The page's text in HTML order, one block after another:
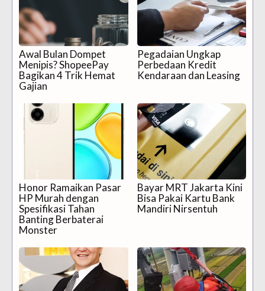
Awal Bulan Dompet
Menipis? ShopeePay
Bagikan 4 Trik Hemat
Gajian
Pegadaian Ungkap
Perbedaan Kredit
Kendaraan dan Leasing
Honor Ramaikan Pasar
HP Murah dengan
Spesifikasi Tahan
Banting Berbaterai
Monster
Bayar MRT Jakarta Kini
Bisa Pakai Kartu Bank
Mandiri Nirsentuh